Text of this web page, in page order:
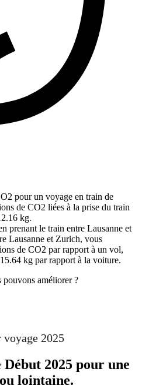
pour un voyage en train de
de CO2 liées à la prise du train
kg.
prenant le train entre Lausanne et
Lausanne et Zurich, vous
de CO2 par rapport à un vol,
kg par rapport à la voiture.
pouvons améliorer ?
2025
2025 pour une
lointaine.